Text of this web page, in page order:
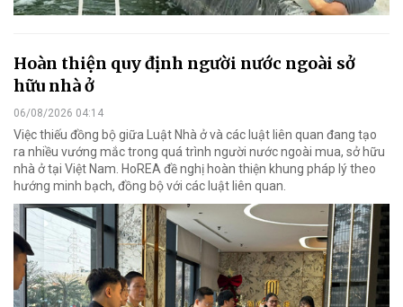
Hoàn thiện quy định người nước ngoài sở
hữu nhà ở
06/08/2026 04:14
Việc thiếu đồng bộ giữa Luật Nhà ở và các luật liên quan đang tạo
ra nhiều vướng mắc trong quá trình người nước ngoài mua, sở hữu
nhà ở tại Việt Nam. HoREA đề nghị hoàn thiện khung pháp lý theo
hướng minh bạch, đồng bộ với các luật liên quan.